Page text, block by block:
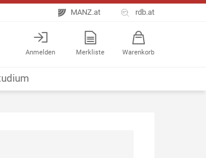
MANZ.at rdb.at
Anmelden Merkliste Warenkorb